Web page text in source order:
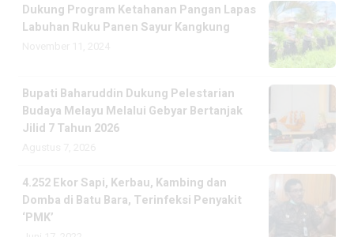
Dukung Program Ketahanan Pangan Lapas
Labuhan Ruku Panen Sayur Kangkung
Bupati Baharuddin Dukung Pelestarian
Budaya Melayu Melalui Gebyar Bertanjak
Jilid 7 Tahun 2026
4.252 Ekor Sapi, Kerbau, Kambing dan
Domba di Batu Bara, Terinfeksi Penyakit
‘PMK’